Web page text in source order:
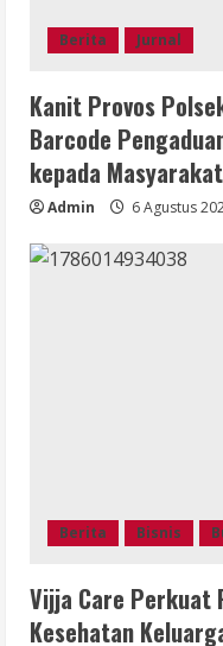
Berita Jurnal
Kanit Provos
Barcode
kepada
Admin 6 Agustus
Berita Bisnis
Vijja Care Perkuat
Kesehatan